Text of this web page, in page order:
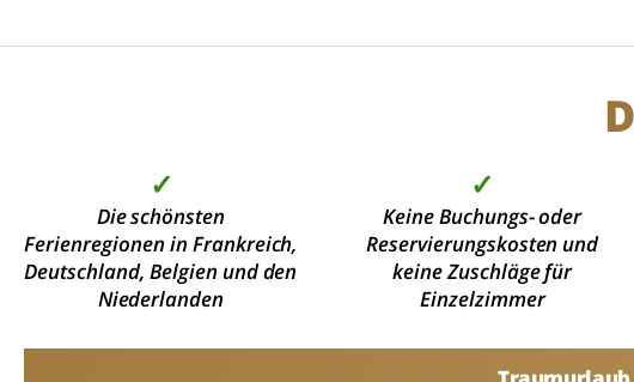
✓
Die schönsten
Ferienregionen in Frankreich,
Deutschland, Belgien und den
Niederlanden
✓
Keine Buchungs- oder
Reservierungskosten und
keine Zuschläge für
Einzelzimmer